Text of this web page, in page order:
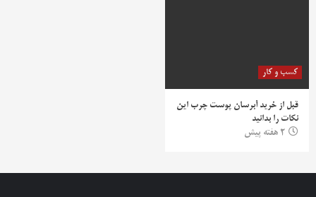
کسب و کار
قبل از خرید آبرسان پوست چرب این
نکات را بدانید
2 هفته پیش